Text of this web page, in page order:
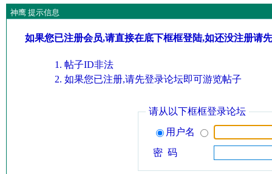
神鹰 提示信息
如果您已注册会员,请直接在底下框框登陆,如还没注册请
帖子ID非法
如果您已注册,请先登录论坛即可游览帖子
请从以下框框登录论坛
用户名
密 码